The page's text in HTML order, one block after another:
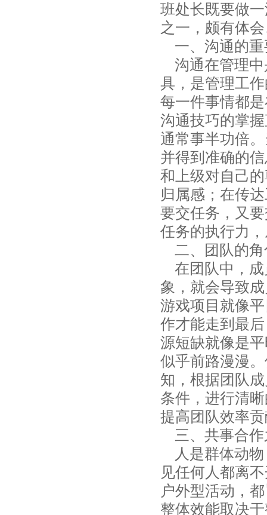
班处长既要做
之一，颇有体
一、沟通的重
沟通在管理中
具，是管理工
每一件事情都
沟通技巧的掌
通常事半功倍
并得到准确的
和上级对自己
归属感；在传
要交任务，又
任务的执行力
二、团队的角
在团队中，成
象，就会导致
游戏项目就像
作才能走到最
源短缺就像是
似乎前路漫漫
知，根据团队
条件，进行清
提高团队效率
三、共事合作
人是群体动物
见任何人都离
户外型活动，
整体效能取决